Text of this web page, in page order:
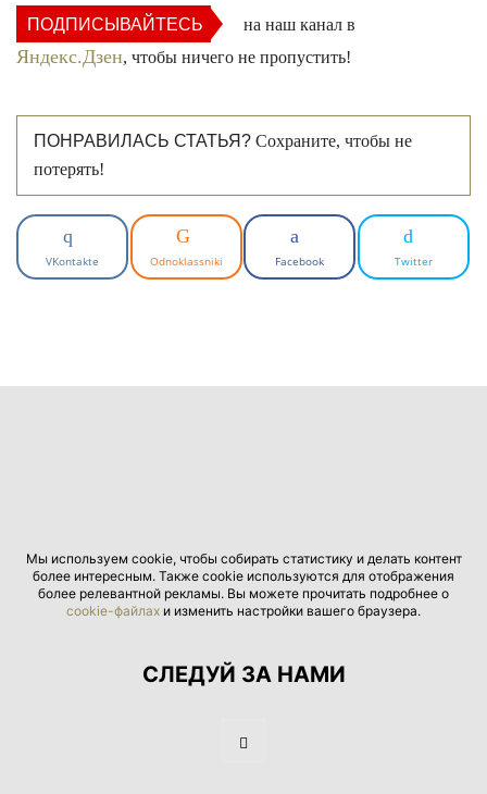
ПОДПИСЫВАЙТЕСЬ на наш канал в
Яндекс.Дзен, чтобы ничего не пропустить!
ПОНРАВИЛАСЬ СТАТЬЯ? Сохраните, чтобы не
потерять!
VKontakte Odnoklassniki Facebook Twitter
Мы используем cookie, чтобы собирать статистику и делать контент
более интересным. Также cookie используются для отображения
более релевантной рекламы. Вы можете прочитать подробнее о
cookie-файлах и изменить настройки вашего браузера.
СЛЕДУЙ ЗА НАМИ